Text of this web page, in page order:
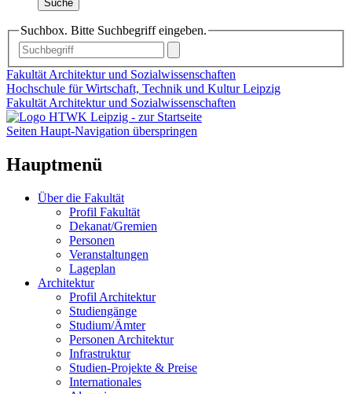
Suche
Suchbox. Bitte Suchbegriff eingeben.
Fakultät Architektur und Sozialwissenschaften
Hochschule für Wirtschaft, Technik und Kultur Leipzig
Fakultät Architektur und Sozialwissenschaften
Seiten Haupt-Navigation überspringen
Hauptmenü
Über die Fakultät
Profil Fakultät
Dekanat/Gremien
Personen
Veranstaltungen
Lageplan
Architektur
Profil Architektur
Studiengänge
Studium/Ämter
Personen Architektur
Infrastruktur
Studien-Projekte & Preise
Internationales